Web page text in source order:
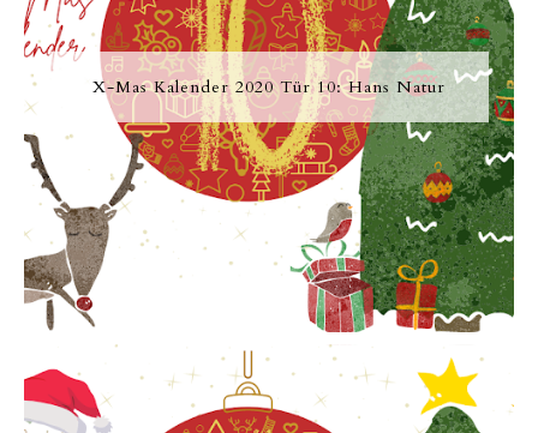
X-Mas Kalender 2020 Tür 10: Hans Natur